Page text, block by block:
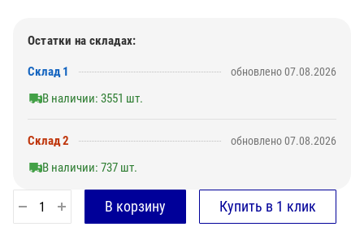
Остатки на складах:
Склад 1 обновлено 07.08.2026
В наличии: 3551 шт.
Склад 2 обновлено 07.08.2026
В наличии: 737 шт.